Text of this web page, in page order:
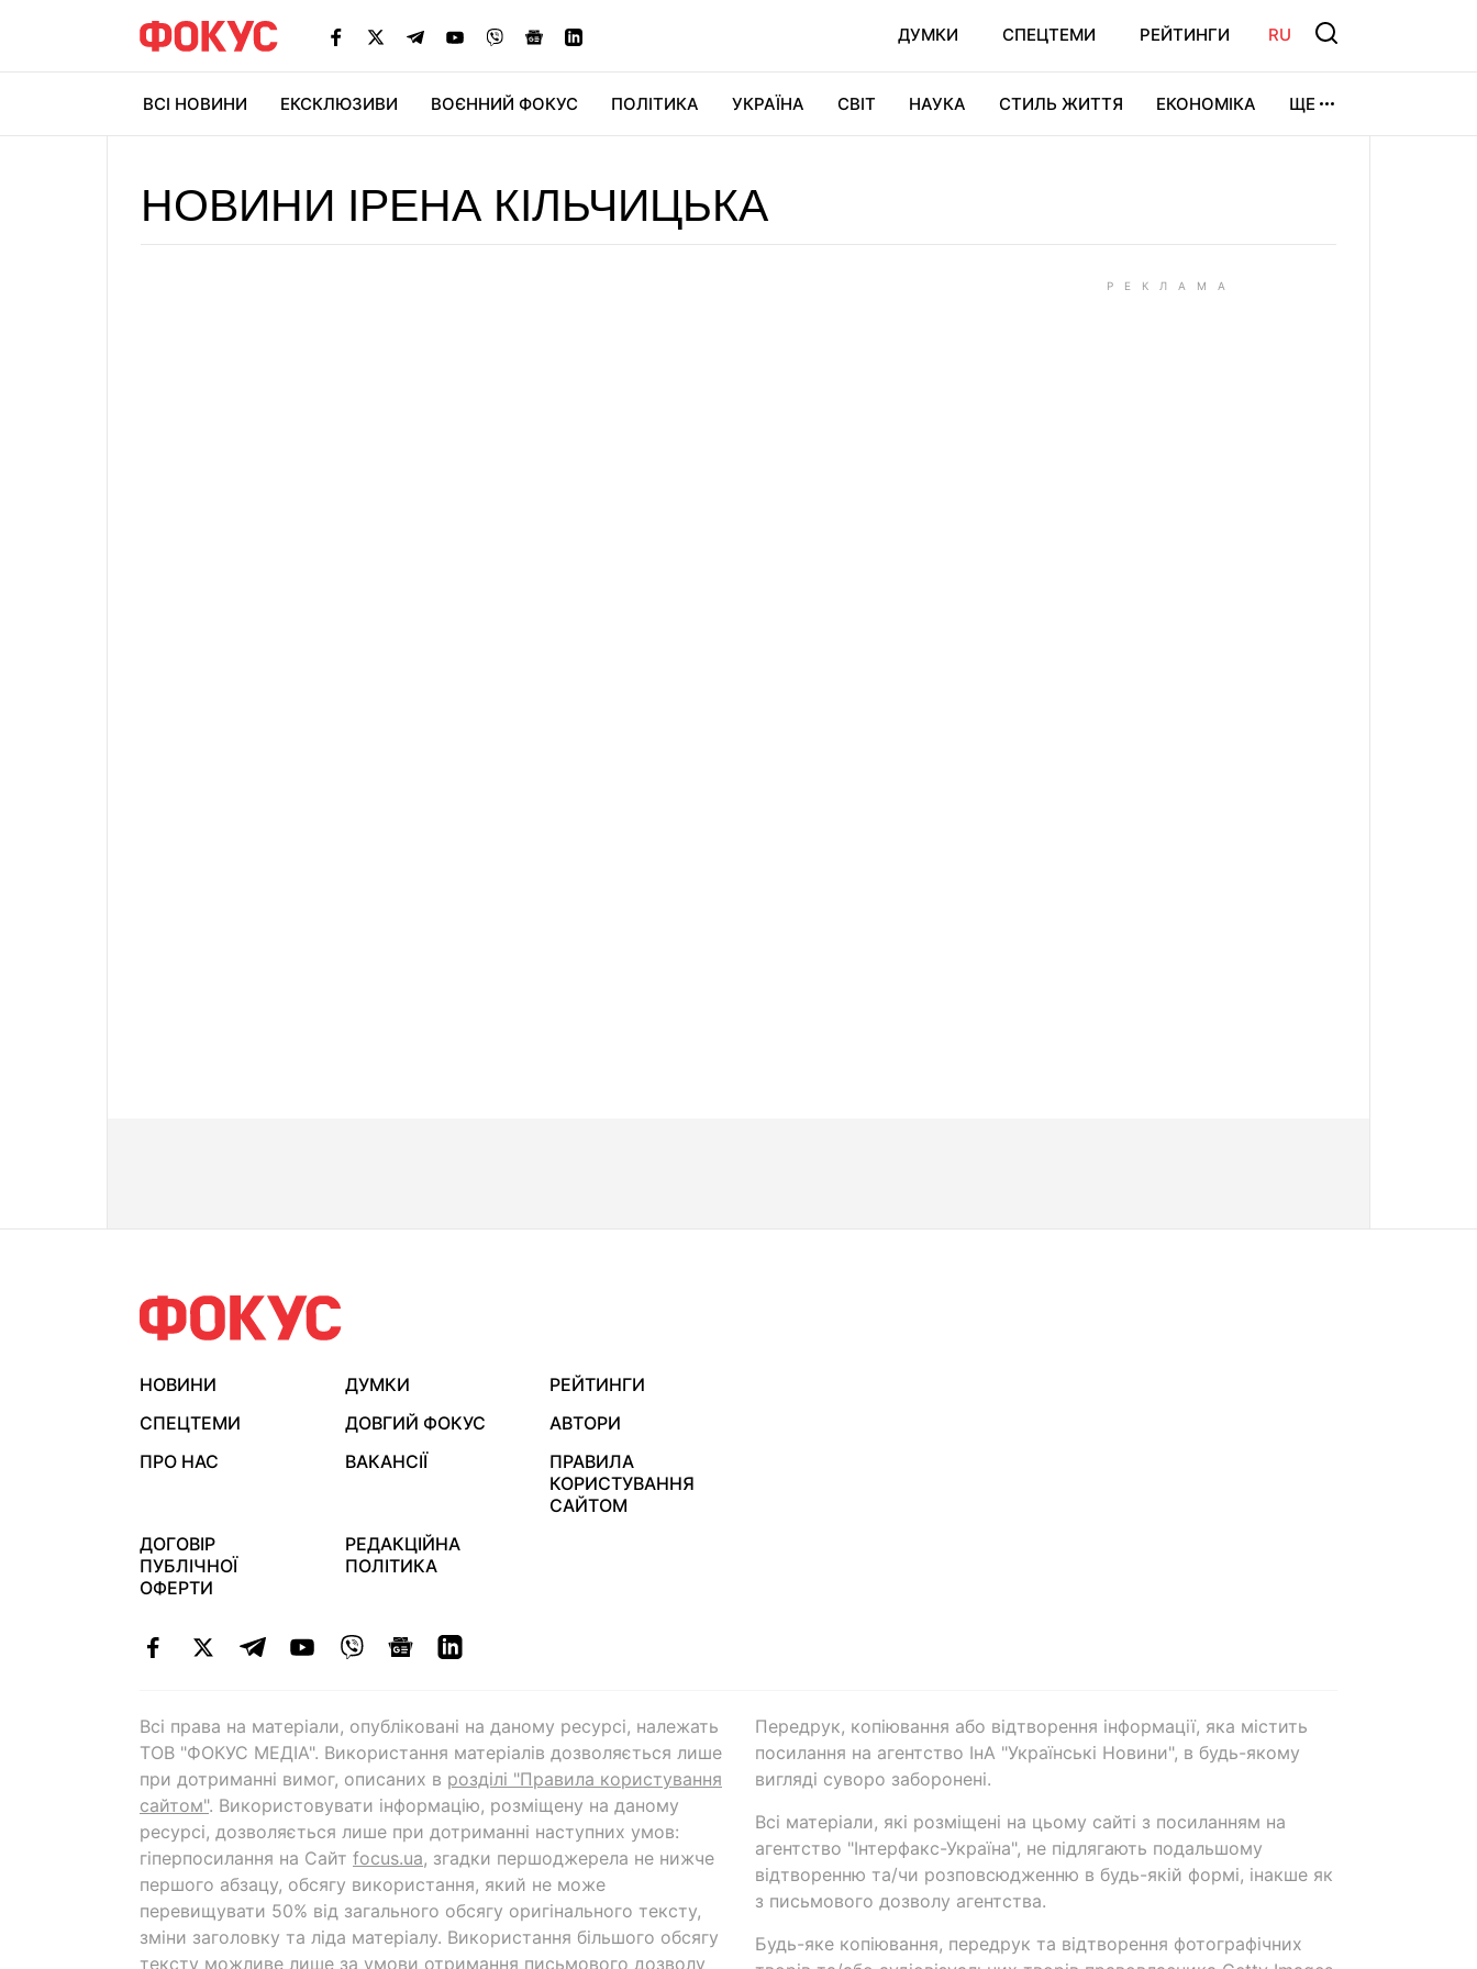
ДУМКИ СПЕЦТЕМИ РЕЙТИНГИ RU
ВСІ НОВИНИ ЕКСКЛЮЗИВИ ВОЄННИЙ ФОКУС ПОЛІТИКА УКРАЇНА СВІТ НАУКА СТИЛЬ ЖИТТЯ ЕКОНОМІКА ЩЕ
НОВИНИ ІРЕНА КІЛЬЧИЦЬКА
НОВИНИ ДУМКИ
РЕЙТИНГИ
СПЕЦТЕМИ
ДОВГИЙ ФОКУС
АВТОРИ
ПРО НАС
ВАКАНСІЇ
ПРАВИЛА
КОРИСТУВАННЯ
САЙТОМ
ДОГОВІР
ПУБЛІЧНОЇ
ОФЕРТИ
РЕДАКЦІЙНА
ПОЛІТИКА
Всі права на матеріали, опубліковані на даному ресурсі, належать
ТОВ "ФОКУС МЕДІА". Використання матеріалів дозволяється лише
при дотриманні вимог, описаних в розділі "Правила користування
сайтом". Використовувати інформацію, розміщену на даному
ресурсі, дозволяється лише при дотриманні наступних умов:
гіперпосилання на Cайт focus.ua, згадки першоджерела не нижче
першого абзацу, обсягу використання, який не може
перевищувати 50% від загального обсягу оригінального тексту,
зміни заголовку та ліда матеріалу. Використання більшого обсягу
тексту можливе лише за умови отримання письмового дозволу
Передрук, копіювання або відтворення інформації, яка містить
посилання на агентство ІнА "Українські Новини", в будь-якому
вигляді суворо заборонені.
Всі матеріали, які розміщені на цьому сайті з посиланням на
агентство "Інтерфакс-Україна", не підлягають подальшому
відтворенню та/чи розповсюдженню в будь-якій формі, інакше як
з письмового дозволу агентства.
Будь-яке копіювання, передрук та відтворення фотографічних